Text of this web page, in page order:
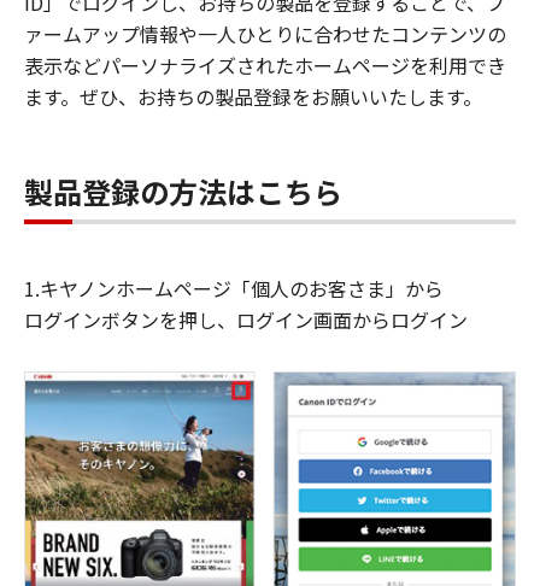
ァームアップ情報や一人ひとりに合わせたコンテンツの
表示などパーソナライズされたホームページを利用でき
ます。ぜひ、お持ちの製品登録をお願いいたします。
製品登録の方法はこちら
1.キヤノンホームページ「個人のお客さま」から
ログインボタンを押し、ログイン画面からログイン